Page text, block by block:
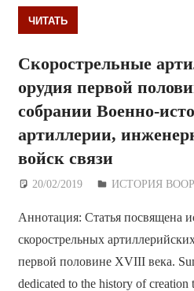
ЧИТАТЬ
Скорострельные
орудия первой
собрании Военно-
артиллерии,
войск связи
20/02/2019 Дежурный по
ИСТОРИЯ
Аннотация: Статья посвящена
скорострельных
первой половине XVIII века.
dedicated to the history of